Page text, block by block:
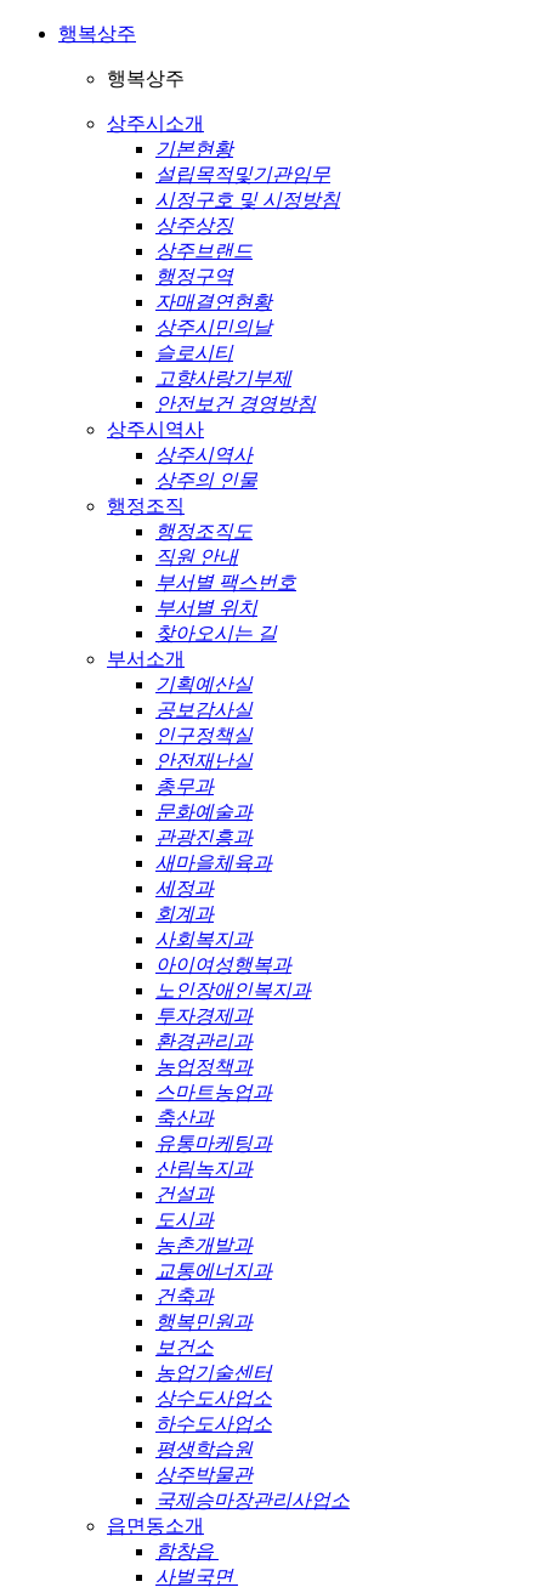
행복상주
행복상주
상주시소개
기본현황
설립목적및기관임무
시정구호 및 시정방침
상주상징
상주브랜드
행정구역
자매결연현황
상주시민의날
슬로시티
고향사랑기부제
안전보건 경영방침
상주시역사
상주시역사
상주의 인물
행정조직
행정조직도
직원 안내
부서별 팩스번호
부서별 위치
찾아오시는 길
부서소개
기획예산실
공보감사실
인구정책실
안전재난실
총무과
문화예술과
관광진흥과
새마을체육과
세정과
회계과
사회복지과
아이여성행복과
노인장애인복지과
투자경제과
환경관리과
농업정책과
스마트농업과
축산과
유통마케팅과
산림녹지과
건설과
도시과
농촌개발과
교통에너지과
건축과
행복민원과
보건소
농업기술센터
상수도사업소
하수도사업소
평생학습원
상주박물관
국제승마장관리사업소
읍면동소개
함창읍
사벌국면